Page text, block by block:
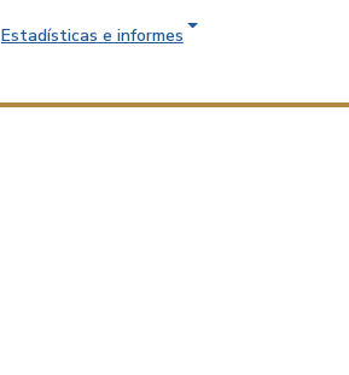
Estadísticas e informes